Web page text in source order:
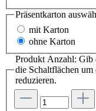
Präsentkarton
mit Karton
ohne Karton
Produkt Anzahl: Gib
die Schaltflächen
reduzieren.